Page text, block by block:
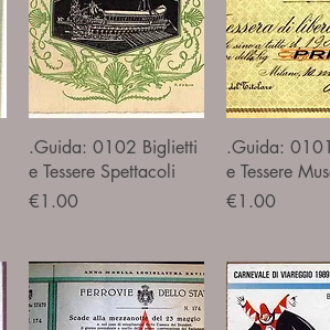
Quick View
.Guida: 0102 Biglietti
e Tessere Spettacoli
Price
€1.00
Quick
.Guida:
e Tessere
Price
€1.00